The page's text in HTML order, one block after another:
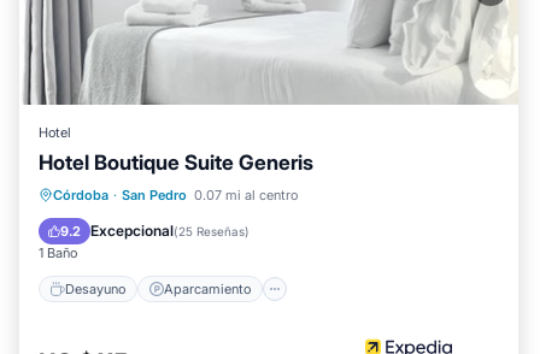
Hotel
Hotel Boutique Suite Generis
Córdoba · San Pedro 0.07 mi al centro
9.2 Excepcional(25 Reseñas)
1 Baño
Desayuno Aparcamiento
Desayuno
Aparcamiento
Aire acondicionado